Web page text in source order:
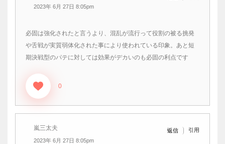
2023年 6月 27日 8:05pm
必固は強化されたと言うより、混乱が流行って役割の被る挑発
や舌戦が実質弱体化された事により使われている印象。あと短
期決戦型のパテに対しては効果がデカいのも必固の利点です
0
嵐三太夫
2023年 6月 27日 8:05pm
返信 引用